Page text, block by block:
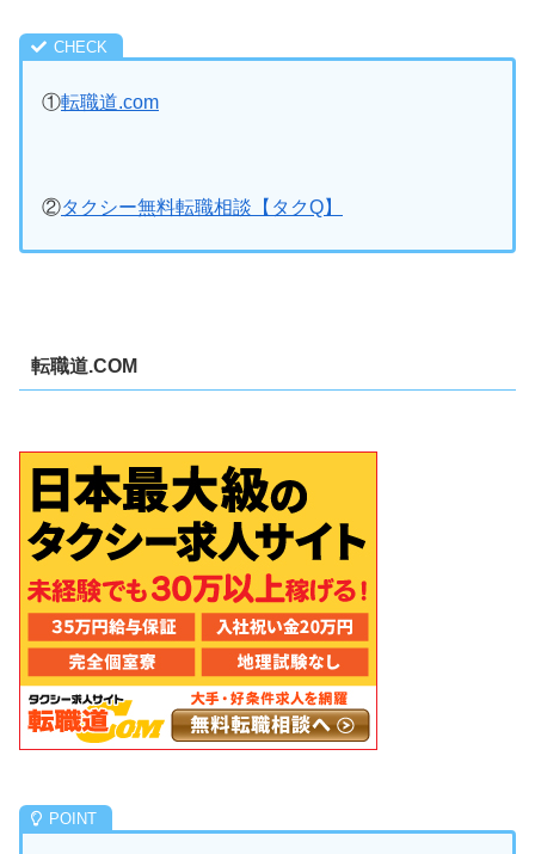
①転職道.com
②タクシー無料転職相談【タクQ】
転職道.COM